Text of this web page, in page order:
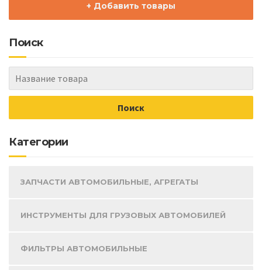
+ Добавить товары
Поиск
Категории
ЗАПЧАСТИ АВТОМОБИЛЬНЫЕ, АГРЕГАТЫ
ИНСТРУМЕНТЫ ДЛЯ ГРУЗОВЫХ АВТОМОБИЛЕЙ
ФИЛЬТРЫ АВТОМОБИЛЬНЫЕ